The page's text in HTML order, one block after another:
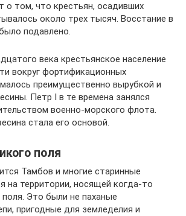
о том, что крестьян, осадивших
около трех тысяч. Восстание в
подавлено.
века крестьянское население
вокруг фортификационных
преимущественно вырубкой и
Петр I в те времена занялся
военно-морского флота.
стала его основой.
поля
Тамбов и многие старинные
на территории, носящей когда-то
Это были не паханые
пригодные для земледелия и